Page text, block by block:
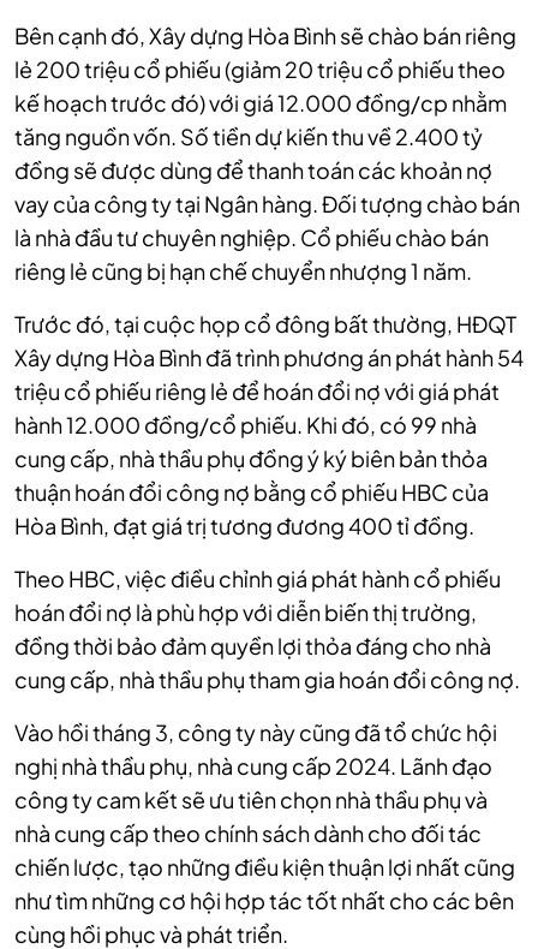
Bên cạnh đó, Xây dựng Hòa Bình sẽ chào bán riêng
lẻ 200 triệu cổ phiếu (giảm 20 triệu cổ phiếu theo
kế hoạch trước đó) với giá 12.000 đồng/cp nhằm
tăng nguồn vốn. Số tiền dự kiến thu về 2.400 tỷ
đồng sẽ được dùng để thanh toán các khoản nợ
vay của công ty tại Ngân hàng. Đối tượng chào bán
là nhà đầu tư chuyên nghiệp. Cổ phiếu chào bán
riêng lẻ cũng bị hạn chế chuyển nhượng 1 năm.
Trước đó, tại cuộc họp cổ đông bất thường, HĐQT
Xây dựng Hòa Bình đã trình phương án phát hành 54
triệu cổ phiếu riêng lẻ để hoán đổi nợ với giá phát
hành 12.000 đồng/cổ phiếu. Khi đó, có 99 nhà
cung cấp, nhà thầu phụ đồng ý ký biên bản thỏa
thuận hoán đổi công nợ bằng cổ phiếu HBC của
Hòa Bình, đạt giá trị tương đương 400 tỉ đồng.
Theo HBC, việc điều chỉnh giá phát hành cổ phiếu
hoán đổi nợ là phù hợp với diễn biến thị trường,
đồng thời bảo đảm quyền lợi thỏa đáng cho nhà
cung cấp, nhà thầu phụ tham gia hoán đổi công nợ.
Vào hồi tháng 3, công ty này cũng đã tổ chức hội
nghị nhà thầu phụ, nhà cung cấp 2024. Lãnh đạo
công ty cam kết sẽ ưu tiên chọn nhà thầu phụ và
nhà cung cấp theo chính sách dành cho đối tác
chiến lược, tạo những điều kiện thuận lợi nhất cũng
như tìm những cơ hội hợp tác tốt nhất cho các bên
cùng hồi phục và phát triển.